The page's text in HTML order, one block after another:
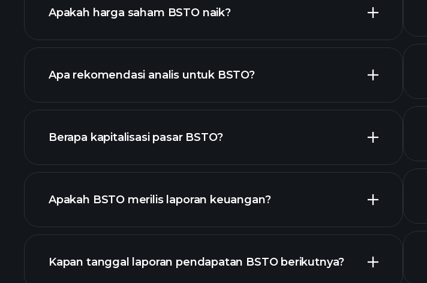
Apakah harga saham BSTO naik?
BSTO
Apa rekomendasi analis untuk BSTO?
Berapa kapitalisasi pasar BSTO?
daftar saham kami
Apakah BSTO merilis laporan keuangan?
keuangan BSTO
Kapan tanggal laporan pendapatan BSTO berikutnya?